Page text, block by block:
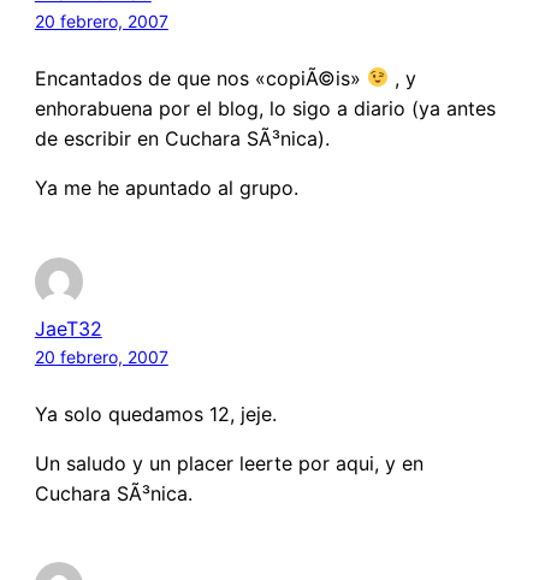
20 febrero, 2007
Encantados de que nos «copiÃ©is»
, y
enhorabuena por el blog, lo sigo a diario (ya antes
de escribir en Cuchara SÃ³nica).
Ya me he apuntado al grupo.
JaeT32
20 febrero, 2007
Ya solo quedamos 12, jeje.
Un saludo y un placer leerte por aqui, y en
Cuchara SÃ³nica.